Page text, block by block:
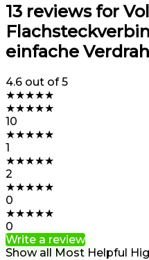
13 reviews for
einfache
4.6 out of 5
★★★★★
★★★★★
10
★★★★★
1
★★★★★
2
★★★★★
0
★★★★★
0
Write a review
Show all Most Helpful